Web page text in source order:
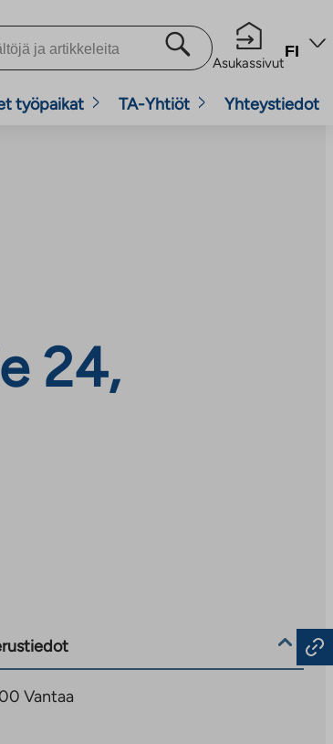
Asukassivut
FI
työpaikat TA-Yhtiöt Yhteystiedot
24,
Vantaa